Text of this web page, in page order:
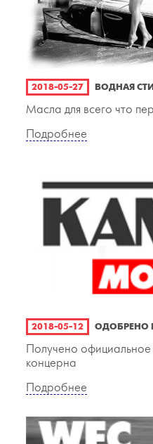
2018-05-27 ВОДНАЯ
Масла для всего что
Подробнее
2018-05-12 ОДОБРЕНО
Получено
концерна
Подробнее